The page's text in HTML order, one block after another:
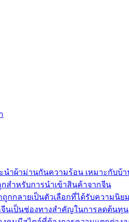
นำผ้าม่านกันความร้อน เหมาะกับบ้า
กสำหรับการนำเข้าสินค้าจากจีน
ถูกกลายเป็นตัวเลือกที่ได้รับความนิยม
จีนเป็นช่องทางสำคัญในการลดต้นทุน